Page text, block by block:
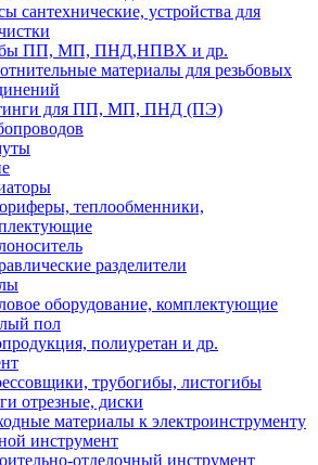
сантехнические, устройства для
ПП, МП, ПНД,НПВХ и др.
материалы для резьбовых
для ПП, МП, ПНД (ПЭ)
теплообменники,
разделители
оборудование, комплектующие
пол
полиуретан и др.
трубогибы, листогибы
отрезные, диски
материалы к электроинструменту
инструмент
отделочный инструмент